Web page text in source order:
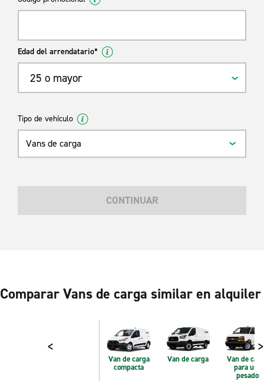
Edad del arrendatario*
25 o mayor
Tipo de vehículo
Vans de carga
CONTINUAR
Comparar Vans de carga similar en alquiler
< >
Van de carga
compacta
Van de carga
Van de
para uso
pesado